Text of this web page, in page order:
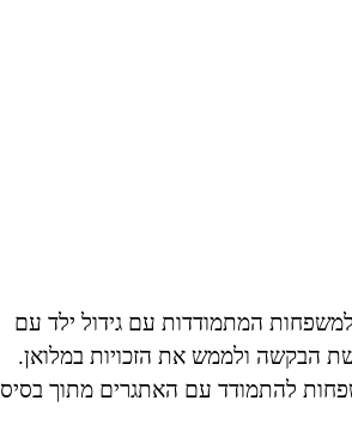
למשפחות המתמודדות עם גידול ילד עם
הבקשה ולממש את הזכויות במלואן.
להתמודד עם האתגרים מתוך בסיס